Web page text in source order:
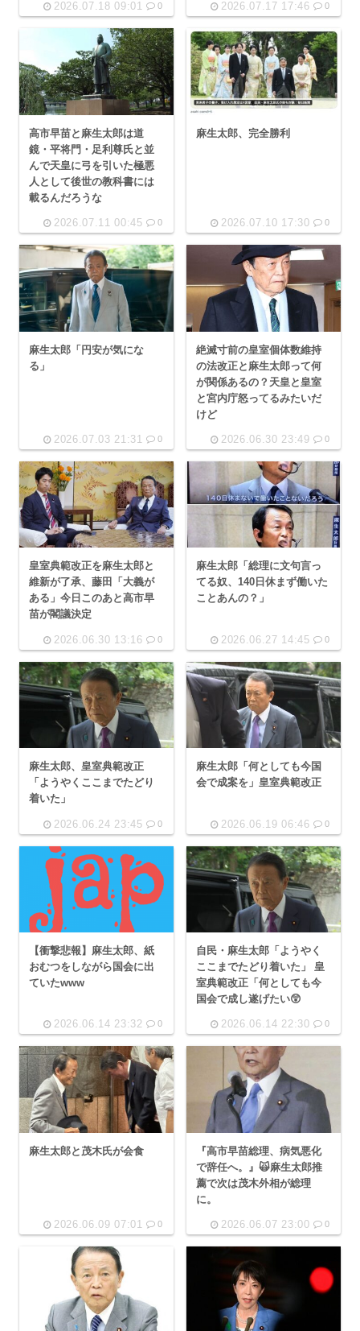
2026.07.18 09:01 0 2026.07.17 17:46 0
高市早苗と麻生太郎は道
鏡・平将門・足利尊氏と並
んで天皇に弓を引いた極悪
人として後世の教科書には
載るんだろうな
2026.07.11 00:45 0
麻生太郎、完全勝利
2026.07.10 17:30 0
麻生太郎「円安が気にな
る」
2026.07.03 21:31 0
絶滅寸前の皇室個体数維持
の法改正と麻生太郎って何
が関係あるの？天皇と皇室
と宮内庁怒ってるみたいだ
けど
2026.06.30 23:49 0
皇室典範改正を麻生太郎と
維新が了承、藤田「大義が
ある」今日このあと高市早
苗が閣議決定
2026.06.30 13:16 0
麻生太郎「総理に文句言っ
てる奴、140日休まず働いた
ことあんの？」
2026.06.27 14:45 0
麻生太郎、皇室典範改正
「ようやくここまでたどり
着いた」
2026.06.24 23:45 0
麻生太郎「何としても今国
会で成案を」皇室典範改正
2026.06.19 06:46 0
【衝撃悲報】麻生太郎、紙
おむつをしながら国会に出
ていたwww
2026.06.14 23:32 0
自民・麻生太郎「ようやく
ここまでたどり着いた」 皇
室典範改正「何としても今
国会で成し遂げたい😲
2026.06.14 22:30 0
麻生太郎と茂木氏が会食
2026.06.09 07:01 0
『高市早苗総理、病気悪化
で辞任へ。』🙀麻生太郎推
薦で次は茂木外相が総理
に。
2026.06.07 23:00 0